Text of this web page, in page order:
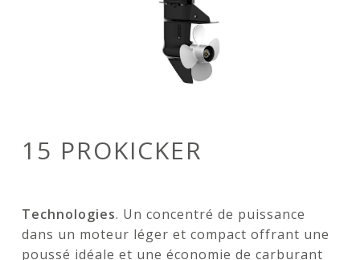
15 PROKICKER
Technologies. Un concentré de puissance
dans un moteur léger et compact offrant une
poussé idéale et une économie de carburant